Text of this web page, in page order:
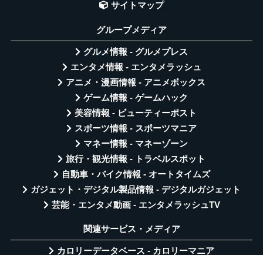
サイトマップ
グループメディア
グルメ情報 - グルメプレス
エンタメ情報 - エンタメラッシュ
アニメ・漫画情報 - アニメボックス
ゲーム情報 - ゲームハック
美容情報 - ビューティーポスト
スポーツ情報 - スポーツマニア
マネー情報 - マネーゾーン
旅行・観光情報 - トラベルスポット
自動車・バイク情報 - オートタイムズ
ガジェット・デジタル製品情報 - デジタルガジェット
芸能・エンタメ動画 - エンタメラッシュTV
関連サービス・メディア
カロリーデータベース - カロリーマニア